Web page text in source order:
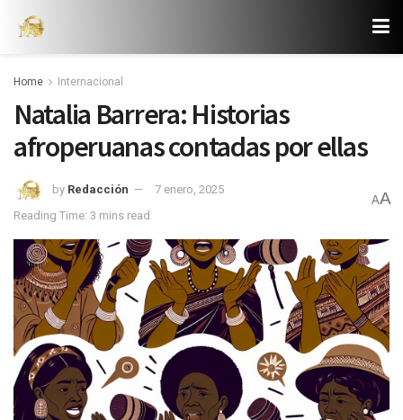
Home Internacional
Natalia Barrera: Historias
afroperuanas contadas por ellas
by Redacción
7 enero, 2025
Reading Time: 3 mins read
AA